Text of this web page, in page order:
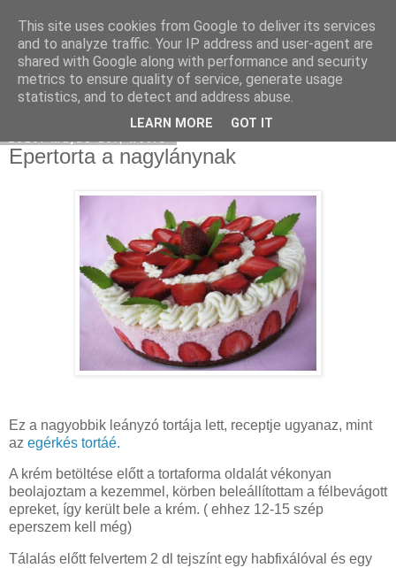
Moha Konyha
Epertorta a nagylánynak
Ez a nagyobbik leányzó tortája lett, receptje ugyanaz, mint
az egérkés tortáé.
A krém betöltése előtt a tortaforma oldalát vékonyan
beolajoztam a kezemmel, körben beleállítottam a félbevágott
epreket, így került bele a krém. ( ehhez 12-15 szép
eperszem kell még)
Tálalás előtt felvertem 2 dl tejszínt egy habfixálóval és egy
This site uses cookies from Google to deliver its services
and to analyze traffic. Your IP address and user-agent are
shared with Google along with performance and security
metrics to ensure quality of service, generate usage
statistics, and to detect and address abuse.
LEARN MORE GOT IT